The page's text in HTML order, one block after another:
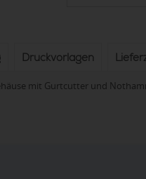
Druckvorlagen
mit Gurtcutter und